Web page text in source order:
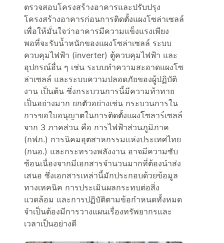
ตรวจสอบโครงสร้างอาคารและปรับปรุง
โครงสร้างอาคารก่อนการติดตั้งแผงโซล่าเซลล์
เพื่อให้มั่นใจว่าอาคารมีความแข็งแรงเพียง
พอที่จะรับน้ำหนักของแผงโซล่าเซลล์ ระบบ
ควบคุมไฟฟ้า (inverter) ตู้ควบคุมไฟฟ้า และ
อุปกรณ์อื่น ๆ เช่น ระบบทำความสะอาดแผงโซ
ล่าเซลล์ และระบบความปลอดภัยของผู้ปฏิบัติ
งาน เป็นต้น ซึ่งกระบวนการนี้มีความท้าทาย
เป็นอย่างมาก ยกตัวอย่างเช่น กระบวนการใน
การขอใบอนุญาตในการติดตั้งแผงโซลาร์เซลล์
จาก 3 ภาคส่วน คือ การไฟฟ้าส่วนภูมิภาค
(กฟภ.) การนิคมอุตสาหกรรมแห่งประเทศไทย
(กนอ.) และกระทรวงพลังงาน อาจมีความซับ
ซ้อนเนื่องจากมีเอกสารจำนวนมากที่ต้องนำส่ง
เสนอ ซึ่งเอกสารเหล่านี้มักประกอบด้วยข้อมูล
ทางเทคนิค การประเมินผลกระทบต่อสิ่ง
แวดล้อม และการปฏิบัติตามข้อกำหนดทั้งหมด
จำเป็นต้องมีการวางแผนเรื่องทรัพยากรและ
เวลาเป็นอย่างดี